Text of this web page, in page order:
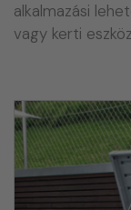
alkalmazási
vagy kerti